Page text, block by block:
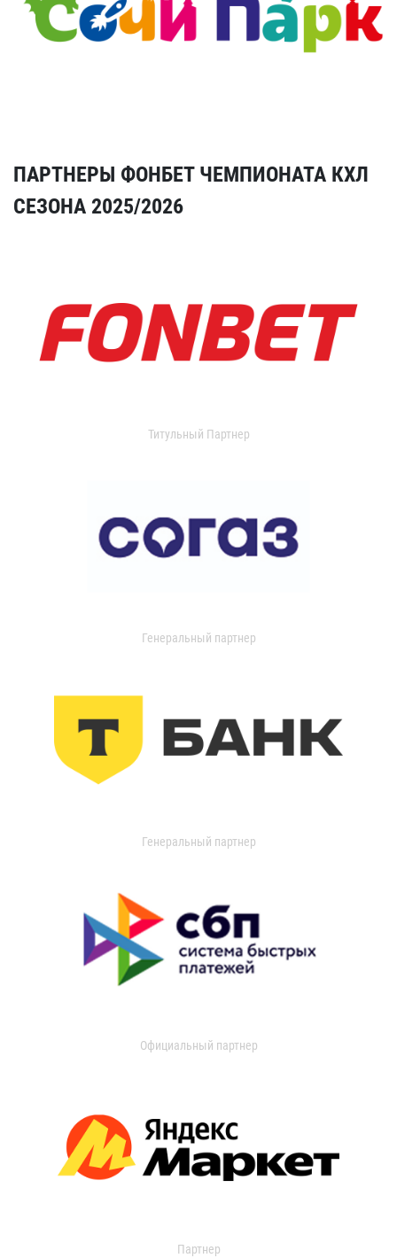
ПАРТНЕРЫ ФОНБЕТ ЧЕМПИОНАТА КХЛ
СЕЗОНА 2025/2026
Титульный Партнер
Генеральный партнер
Генеральный партнер
Официальный партнер
Партнер